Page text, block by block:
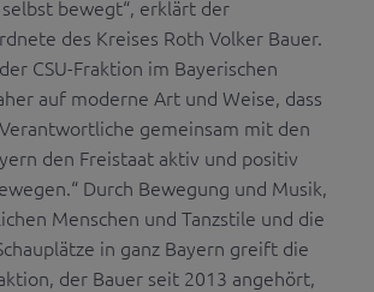
bewegt“, erklärt der
des Kreises Roth Volker Bauer.
CSU-Fraktion im Bayerischen
auf moderne Art und Weise, dass
gemeinsam mit den
den Freistaat aktiv und positiv
Durch Bewegung und Musik,
Menschen und Tanzstile und die
in ganz Bayern greift die
der Bauer seit 2013 angehört,